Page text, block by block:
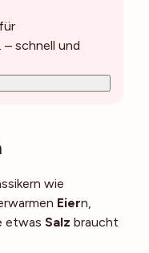
schnell und
wie
Eiern,
etwas Salz braucht